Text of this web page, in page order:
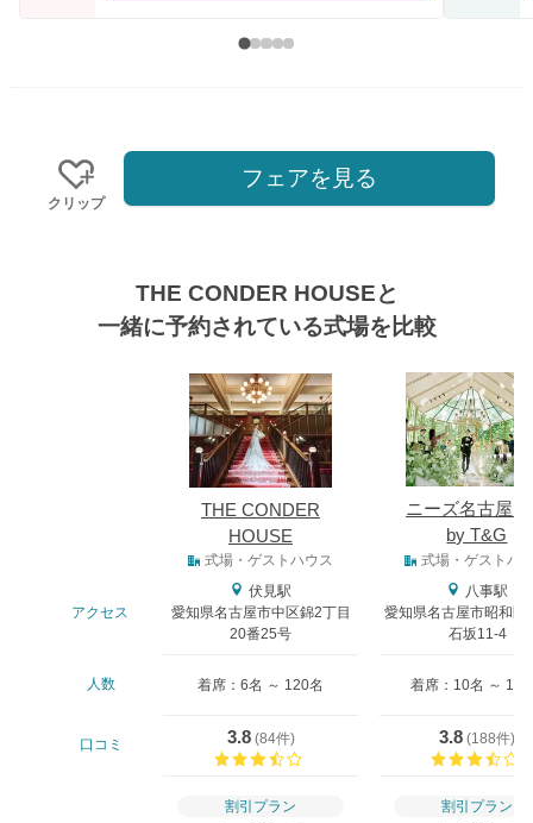
クリップ
フェアを見る
THE CONDER HOUSEと
一緒に予約されている式場を比較
THE CONDER
HOUSE
ニーズ名古屋
by T&G
式場・ゲストハウス 式場・ゲストハ
アクセス
伏見駅
愛知県名古屋市中区錦2丁目
20番25号
八事駅
愛知県名古屋市昭和区
石坂11-4
人数 着席：6名 ～ 120名 着席：10名 ～ 130
口コミ 3.8(84件)
3.8 (188件)
割引プラン
割引プラン